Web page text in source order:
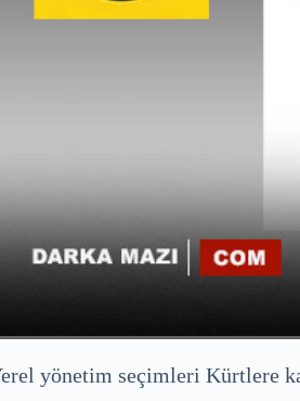
yönetim seçimleri Kürtlere